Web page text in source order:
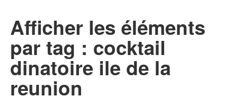
Nos espaces
Traiteur
Hébergement
Afficher les éléments
par tag : cocktail
dinatoire ile de la
reunion